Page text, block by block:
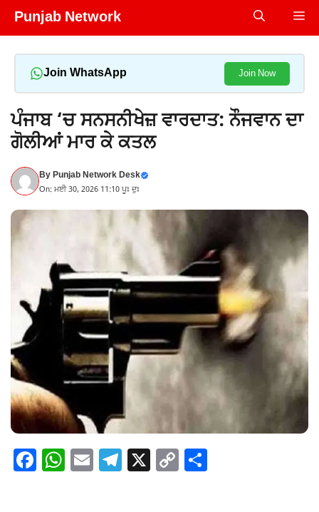
Skip
Punjab Network
Join WhatsApp Join Now
ਪੰਜਾਬ ‘ਚ ਸਨਸਨੀਖੇਜ਼ ਵਾਰਦਾਤ: ਨੌਜਵਾਨ ਦਾ
ਗੋਲੀਆਂ ਮਾਰ ਕੇ ਕਤਲ
ByPunjab Network Desk
On: ਮਈ 30, 2026 11:10 ਪੂਃ ਦੁਃ
F W E T X C